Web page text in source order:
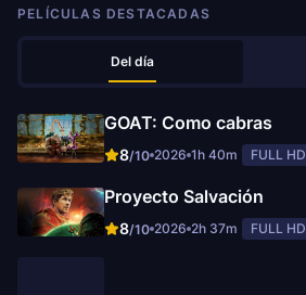
PELÍCULAS DESTACADAS
Del día
GOAT: Como cabras
8/10 2026 1h 40m FULL HD
Proyecto Salvación
8/10 2026 2h 37m FULL HD